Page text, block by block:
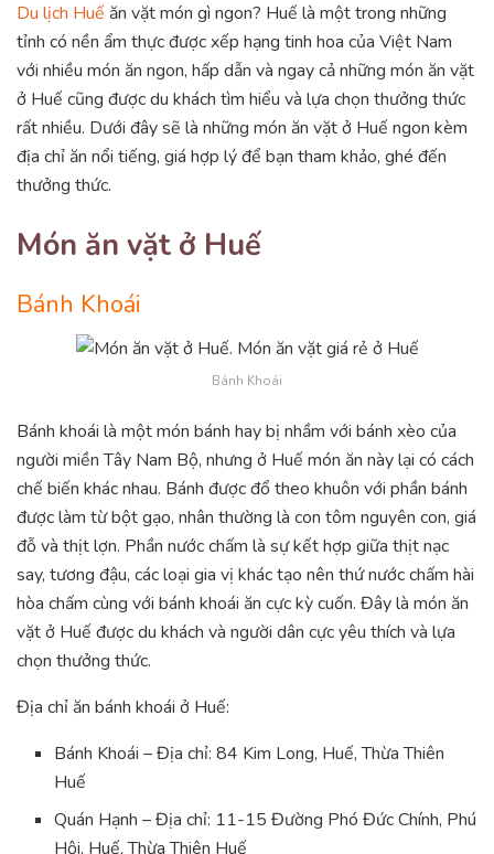
Du lịch Huế ăn vặt món gì ngon? Huế là một trong những
tỉnh có nền ẩm thực được xếp hạng tinh hoa của Việt Nam
với nhiều món ăn ngon, hấp dẫn và ngay cả những món ăn vặt
ở Huế cũng được du khách tìm hiểu và lựa chọn thưởng thức
rất nhiều. Dưới đây sẽ là những món ăn vặt ở Huế ngon kèm
địa chỉ ăn nổi tiếng, giá hợp lý để bạn tham khảo, ghé đến
thưởng thức.
Món ăn vặt ở Huế
Bánh Khoái
Bánh Khoái
Bánh khoái là một món bánh hay bị nhầm với bánh xèo của
người miền Tây Nam Bộ, nhưng ở Huế món ăn này lại có cách
chế biến khác nhau. Bánh được đổ theo khuôn với phần bánh
được làm từ bột gạo, nhân thường là con tôm nguyên con, giá
đỗ và thịt lợn. Phần nước chấm là sự kết hợp giữa thịt nạc
say, tương đậu, các loại gia vị khác tạo nên thứ nước chấm hài
hòa chấm cùng với bánh khoái ăn cực kỳ cuốn. Đây là món ăn
vặt ở Huế được du khách và người dân cực yêu thích và lựa
chọn thưởng thức.
Địa chỉ ăn bánh khoái ở Huế:
Bánh Khoái – Địa chỉ: 84 Kim Long, Huế, Thừa Thiên
Huế
Quán Hạnh – Địa chỉ: 11-15 Đường Phó Đức Chính, Phú
Hội, Huế, Thừa Thiên Huế